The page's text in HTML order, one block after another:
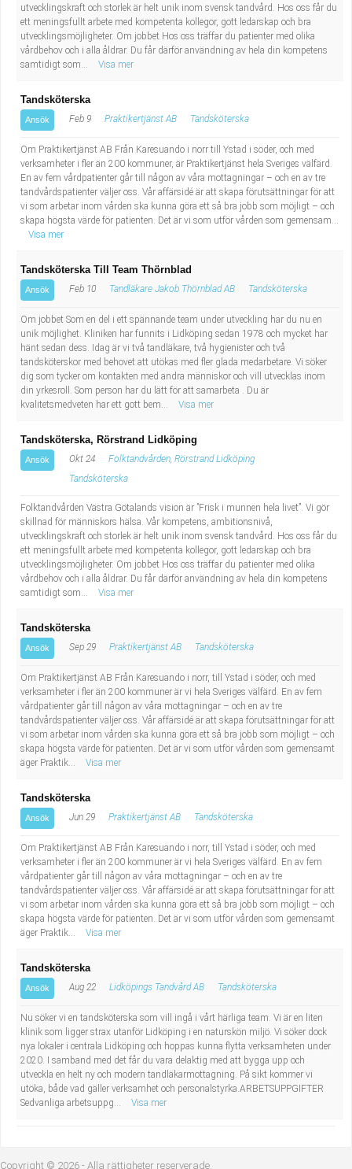
utvecklingskraft och storlek är helt unik inom svensk tandvård. Hos oss får du
ett meningsfullt arbete med kompetenta kollegor, gott ledarskap och bra
utvecklingsmöjligheter. Om jobbet Hos oss träffar du patienter med olika
vårdbehov och i alla åldrar. Du får därför användning av hela din kompetens
samtidigt som...
Visa mer
Tandsköterska
Ansök Feb 9 Praktikertjänst AB Tandsköterska
Om Praktikertjänst AB Från Karesuando i norr till Ystad i söder, och med
verksamheter i fler än 200 kommuner, är Praktikertjänst hela Sveriges välfärd.
En av fem vårdpatienter går till någon av våra mottagningar – och en av tre
tandvårdspatienter väljer oss. Vår affärsidé är att skapa förutsättningar för att
vi som arbetar inom vården ska kunna göra ett så bra jobb som möjligt – och
skapa högsta värde för patienten. Det är vi som utför vården som gemensam...
Visa mer
Tandsköterska Till Team Thörnblad
Ansök Feb 10 Tandläkare Jakob Thörnblad AB Tandsköterska
Om jobbet Som en del i ett spännande team under utveckling har du nu en
unik möjlighet. Kliniken har funnits i Lidköping sedan 1978 och mycket har
hänt sedan dess. Idag är vi två tandläkare, två hygienister och två
tandsköterskor med behovet att utökas med fler glada medarbetare. Vi söker
dig som tycker om kontakten med andra människor och vill utvecklas inom
din yrkesroll. Som person har du lätt för att samarbeta . Du är
kvalitetsmedveten har ett gott bem...
Visa mer
Tandsköterska, Rörstrand Lidköping
Ansök Okt 24
Folktandvården, Rörstrand Lidköping
Tandsköterska
Folktandvården Västra Götalands vision är ”Frisk i munnen hela livet”. Vi gör
skillnad för människors hälsa. Vår kompetens, ambitionsnivå,
utvecklingskraft och storlek är helt unik inom svensk tandvård. Hos oss får du
ett meningsfullt arbete med kompetenta kollegor, gott ledarskap och bra
utvecklingsmöjligheter. Om jobbet Hos oss träffar du patienter med olika
vårdbehov och i alla åldrar. Du får därför användning av hela din kompetens
samtidigt som...
Visa mer
Tandsköterska
Ansök Sep 29 Praktikertjänst AB Tandsköterska
Om Praktikertjänst AB Från Karesuando i norr, till Ystad i söder, och med
verksamheter i fler än 200 kommuner är vi hela Sveriges välfärd. En av fem
vårdpatienter går till någon av våra mottagningar – och en av tre
tandvårdspatienter väljer oss. Vår affärsidé är att skapa förutsättningar för att
vi som arbetar inom vården ska kunna göra ett så bra jobb som möjligt – och
skapa högsta värde för patienten. Det är vi som utför vården som gemensamt
äger Praktik...
Visa mer
Tandsköterska
Ansök Jun 29 Praktikertjänst AB Tandsköterska
Om Praktikertjänst AB Från Karesuando i norr, till Ystad i söder, och med
verksamheter i fler än 200 kommuner är vi hela Sveriges välfärd. En av fem
vårdpatienter går till någon av våra mottagningar – och en av tre
tandvårdspatienter väljer oss. Vår affärsidé är att skapa förutsättningar för att
vi som arbetar inom vården ska kunna göra ett så bra jobb som möjligt – och
skapa högsta värde för patienten. Det är vi som utför vården som gemensamt
äger Praktik...
Visa mer
Tandsköterska
Ansök Aug 22 Lidköpings Tandvård AB Tandsköterska
Nu söker vi en tandsköterska som vill ingå i vårt härliga team. Vi är en liten
klinik som ligger strax utanför Lidköping i en naturskön miljö. Vi söker dock
nya lokaler i centrala Lidköping och hoppas kunna flytta verksamheten under
2020. I samband med det får du vara delaktig med att bygga upp och
utveckla en helt ny och modern tandläkarmottagning. På sikt kommer vi
utöka, både vad gäller verksamhet och personalstyrka.ARBETSUPPGIFTER
Sedvanliga arbetsuppg...
Visa mer
Copyright © 2026 - Alla rättigheter reserverade.